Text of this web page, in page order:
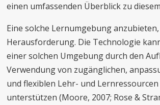
einen umfassenden Überblick zu
Eine solche Lernumgebung
Herausforderung. Die Technologie
einer solchen Umgebung durch den
Verwendung von zugänglichen,
und flexiblen Lehr- und
unterstützen (Moore, 2007; Rose &